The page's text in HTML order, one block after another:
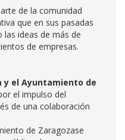
de la comunidad
que en sus pasadas
las ideas de más de
de empresas.
y el Ayuntamiento de
el impulso del
de una colaboración
de Zaragozase